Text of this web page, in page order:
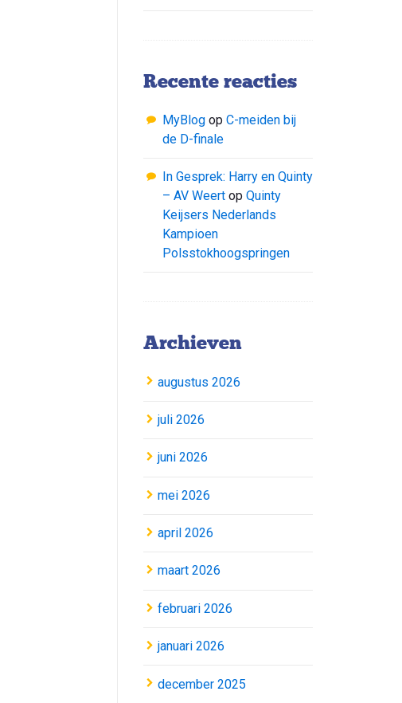
Recente reacties
MyBlogop C-meiden bij
de D-finale
In Gesprek: Harry en Quinty
– AV Weertop Quinty
Keijsers Nederlands
Kampioen
Polsstokhoogspringen
Archieven
augustus 2026
juli 2026
juni 2026
mei 2026
april 2026
maart 2026
februari 2026
januari 2026
december 2025